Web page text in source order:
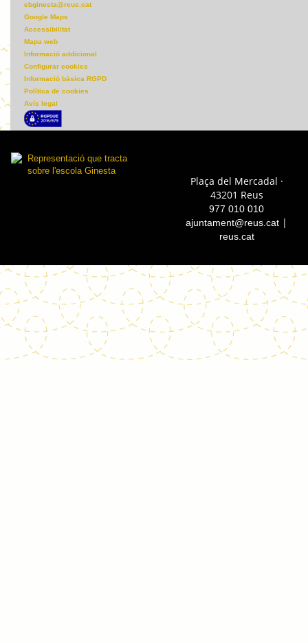
ebginesta@reus.cat
Google Maps
Accessibilitat
Mapa web
Informació addicional
Configurar cookies
Informació bàsica RGPD
Política de cookies
Avís legal
Plaça del Mercadal ·
43201 Reus
977 010 010
ajuntament@reus.cat |
reus.cat